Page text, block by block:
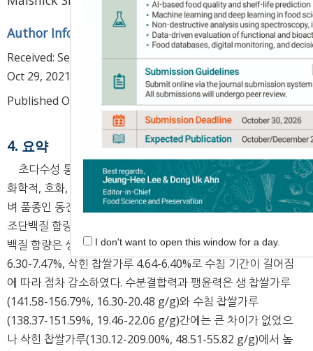
Author Information & Copyright▼
Received: Sep 14, 2021 ; Revised:Oct 27, 2021; Accepted:
Oct 29, 2021
Published Online: Feb 28, 2022
4. 요약
초다수성 통일형 찰벼 육성계통인 미르찰(밀양328호)의 이
화학적, 호화, 열적 및 분자구조적 특성과 가공 적성을 기존 찰
벼 품종인 동진찰, 신선찰 및 백옥찰과 비교하였다. 미르찰의
조단백질 함량은 8.47%로 가장 높게 나타났다(p<0.05). 조단
백질 함량은 생 찹쌀가루 6.55-8.47%에서 수침 찹쌀가루
6.30-7.47%, 삭힌 찹쌀가루 4.64-6.40%로 수침 기간이 길어짐
에 따라 점차 감소하였다. 수분결합력과 팽윤력은 생 찹쌀가루
(141.58-156.79%, 16.30-20.48 g/g)와 수침 찹쌀가루
(138.37-151.59%, 19.46-22.06 g/g)간에는 큰 차이가 없었으
나 삭힌 찹쌀가루(130.12-209.00%, 48.51-55.82 g/g)에서 높
I don't want to open this window for a day.